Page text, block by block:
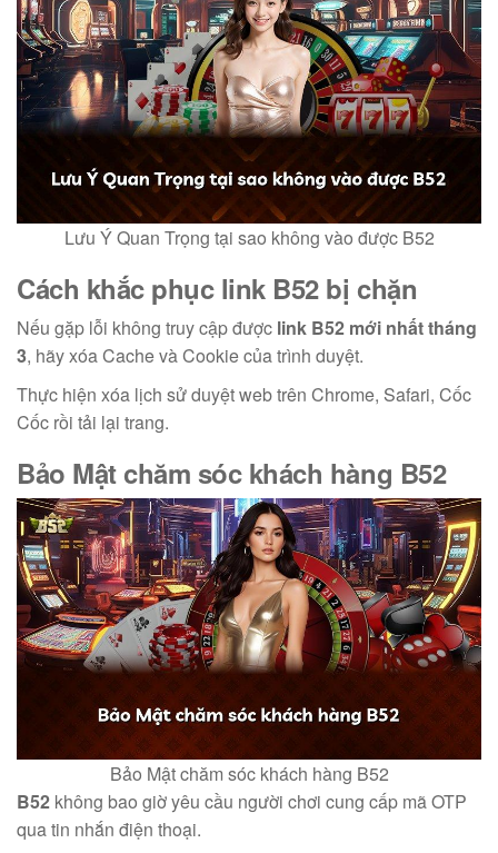
Lưu Ý Quan Trọng tại sao không vào được B52
Cách khắc phục link B52 bị chặn
Nếu gặp lỗi không truy cập được link B52 mới nhất tháng
3, hãy xóa Cache và Cookie của trình duyệt.
Thực hiện xóa lịch sử duyệt web trên Chrome, Safari, Cốc
Cốc rồi tải lại trang.
Bảo Mật chăm sóc khách hàng B52
Bảo Mật chăm sóc khách hàng B52
B52 không bao giờ yêu cầu người chơi cung cấp mã OTP
qua tin nhắn điện thoại.